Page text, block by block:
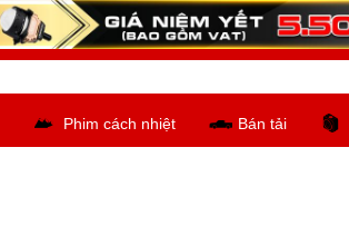
Phim cách nhiệt Bán tải